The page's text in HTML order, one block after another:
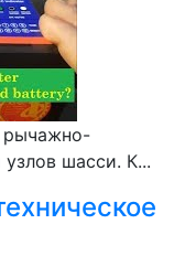
рычажно-
шасси. К...